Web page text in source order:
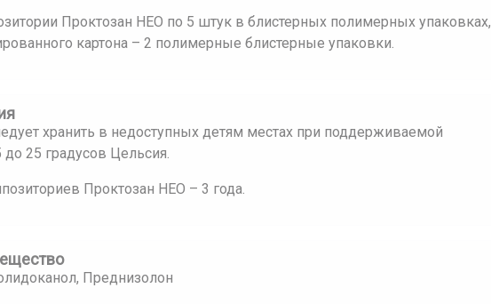
Проктозан НЕО по 5 штук в блистерных полимерных упаковках,
картона – 2 полимерные блистерные упаковки.
хранить в недоступных детям местах при поддерживаемой
до 25 градусов Цельсия.
Проктозан НЕО – 3 года.
Преднизолон